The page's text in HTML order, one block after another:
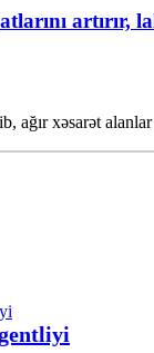
artırır,
ağır xəsarət